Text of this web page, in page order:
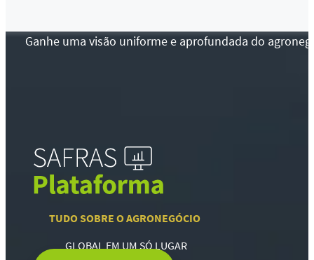
Ganhe uma visão uniforme e aprofundada do
TUDO SOBRE O AGRONEGÓCIO
GLOBAL EM UM SÓ LUGAR